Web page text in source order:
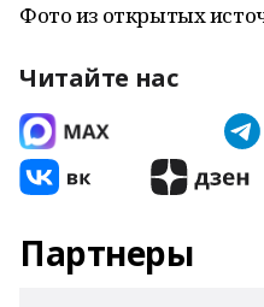
Фото из открытых
Читайте нас
Партнеры